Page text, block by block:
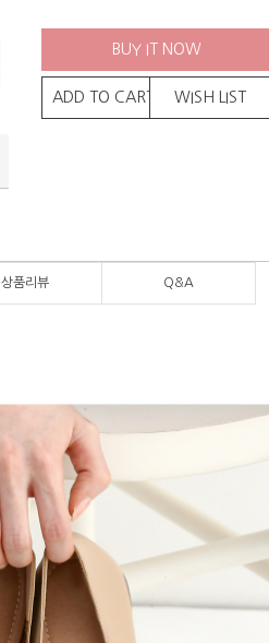
BUY IT NOW
ADD TO CART WISH LIST
상품리뷰 Q&A